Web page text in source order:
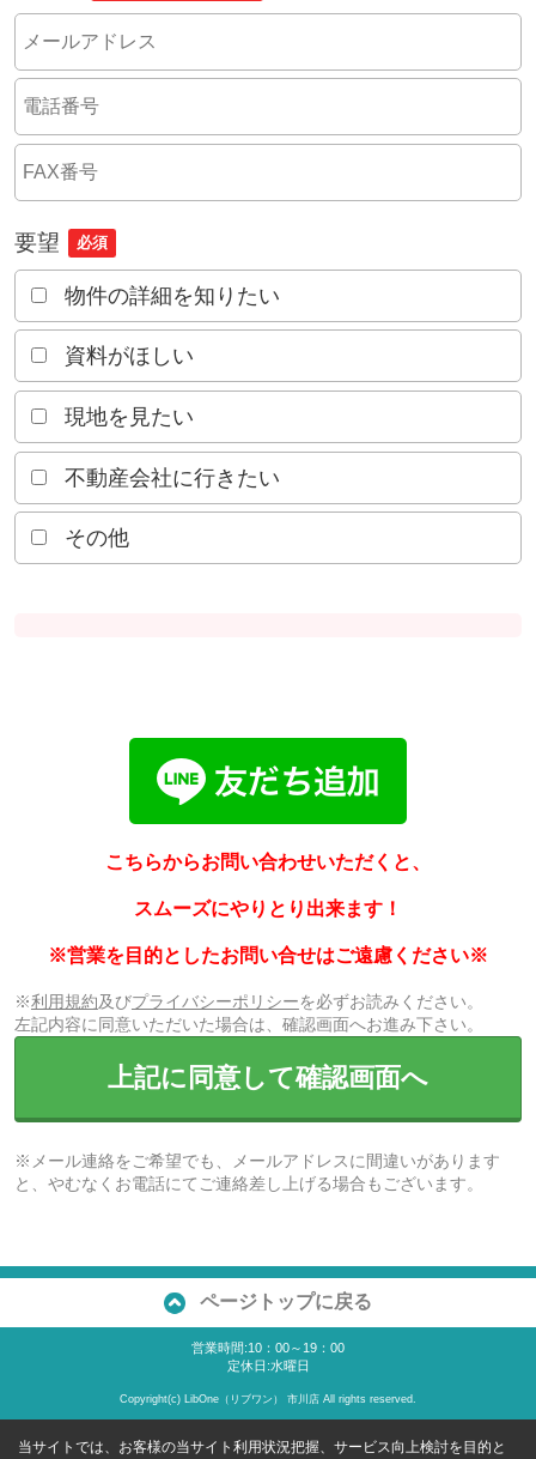
要望 必須
物件の詳細を知りたい
資料がほしい
現地を見たい
不動産会社に行きたい
その他
こちらからお問い合わせいただくと、
スムーズにやりとり出来ます！
※営業を目的としたお問い合せはご遠慮ください※
※利用規約及びプライバシーポリシーを必ずお読みください。
左記内容に同意いただいた場合は、確認画面へお進み下さい。
上記に同意して確認画面へ
※メール連絡をご希望でも、メールアドレスに間違いがあります
と、やむなくお電話にてご連絡差し上げる場合もございます。
ページトップに戻る
営業時間:10：00～19：00
定休日:水曜日
Copyright(c) LibOne（リブワン） 市川店 All rights reserved.
当サイトでは、お客様の当サイト利用状況把握、サービス向上検討を目的と